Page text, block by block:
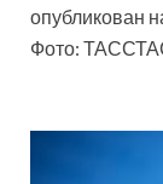
опубликован
Фото: